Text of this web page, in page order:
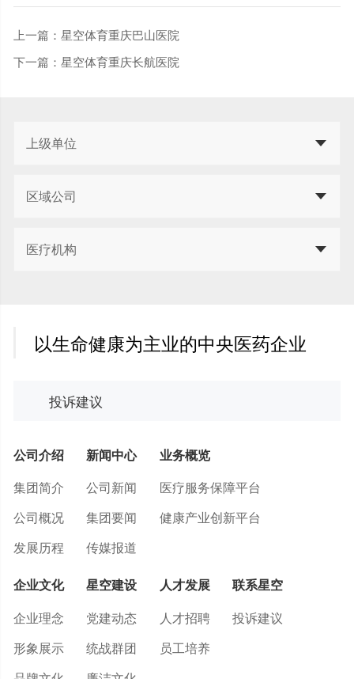
上一篇： 星空体育重庆巴山医院
下一篇： 星空体育重庆长航医院
上级单位
区域公司
医疗机构
以生命健康为主业的中央医药企业
投诉建议
公司介绍
集团简介
公司概况
发展历程
新闻中心
公司新闻
集团要闻
传媒报道
业务概览
医疗服务保障平台
健康产业创新平台
企业文化
企业理念
形象展示
星空建设
党建动态
统战群团
人才发展
人才招聘
员工培养
联系星空
投诉建议